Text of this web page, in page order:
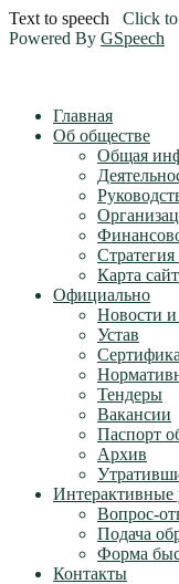
Text to speech Click
Powered By GSpeech
Главная
Об обществе
Общая
Стратегия
Карта
Официально
Новости
Устав
Тендеры
Вакансии
Паспорт
Архив
Интерактивные
Вопрос-
Подача
Форма
Контакты